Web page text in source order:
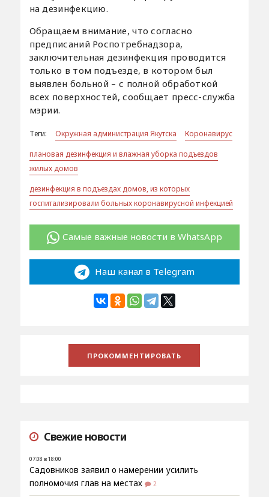
на дезинфекцию.
Обращаем внимание, что согласно
предписаний Роспотребнадзора,
заключительная дезинфекция проводится
только в том подъезде, в котором был
выявлен больной – с полной обработкой
всех поверхностей, сообщает пресс-служба
мэрии.
Теги: Окружная администрация Якутска
Коронавирус
плановая дезинфекция и влажная уборка подъездов
жилых домов
дезинфекция в подъездах домов, из которых
госпитализировали больных коронавирусной инфекцией
Самые важные новости в WhatsApp
Наш канал в Telegram
Свежие новости
07.08 в 18:00
Садовников заявил о намерении усилить
полномочия глав на местах
2